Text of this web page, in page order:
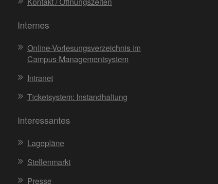
Internes
Online-Vorlesungsverzeichnis im
Campus-Managementsystem
Intranet
Ticketsystem: Instandhaltung
Interessantes
Lagepläne
Stellenmarkt
Presse